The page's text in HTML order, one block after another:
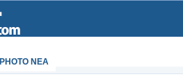
PHOTO NEA